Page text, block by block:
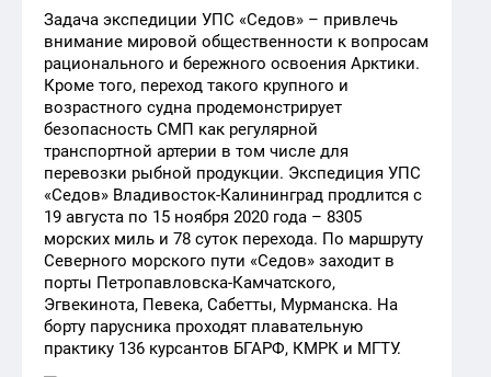
Задача экспедиции УПС «Седов» – привлечь
внимание мировой общественности к вопросам
рационального и бережного освоения Арктики.
Кроме того, переход такого крупного и
возрастного судна продемонстрирует
безопасность СМП как регулярной
транспортной артерии в том числе для
перевозки рыбной продукции. Экспедиция УПС
«Седов» Владивосток-Калининград продлится с
19 августа по 15 ноября 2020 года – 8305
морских миль и 78 суток перехода. По маршруту
Северного морского пути «Седов» заходит в
порты Петропавловска-Камчатского,
Эгвекинота, Певека, Сабетты, Мурманска. На
борту парусника проходят плавательную
практику 136 курсантов БГАРФ, КМРК и МГТУ.